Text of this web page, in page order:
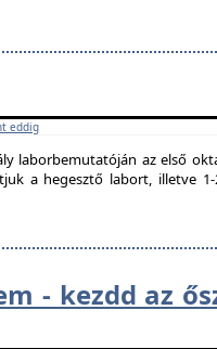
eddig
laborbemutatóján az első
a hegesztő labort, illetve
- kezdd az